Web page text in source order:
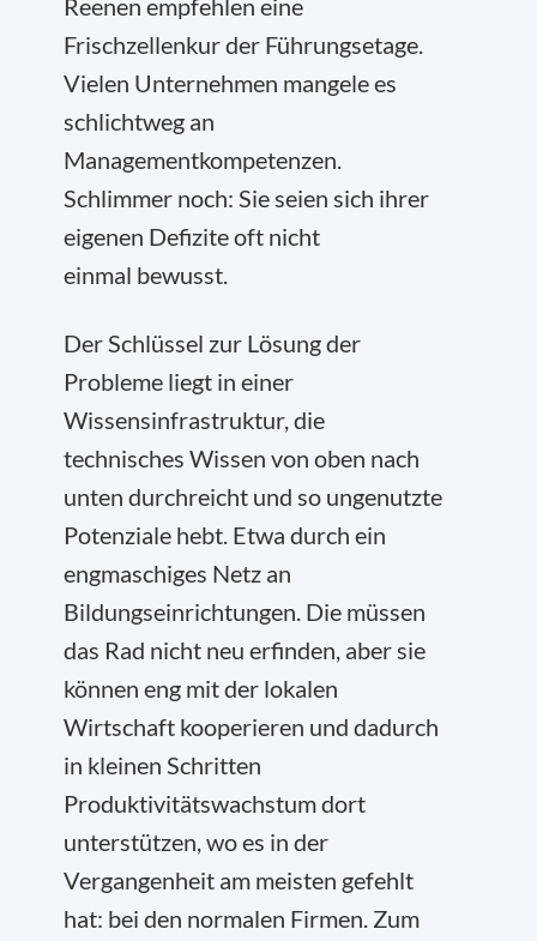
Reenen empfehlen eine
Frischzellenkur der Führungsetage.
Vielen Unternehmen mangele es
schlichtweg an
Managementkompetenzen.
Schlimmer noch: Sie seien sich ihrer
eigenen Defizite oft nicht
einmal bewusst.
Der Schlüssel zur Lösung der
Probleme liegt in einer
Wissensinfrastruktur, die
technisches Wissen von oben nach
unten durchreicht und so ungenutzte
Potenziale hebt. Etwa durch ein
engmaschiges Netz an
Bildungseinrichtungen. Die müssen
das Rad nicht neu erfinden, aber sie
können eng mit der lokalen
Wirtschaft kooperieren und dadurch
in kleinen Schritten
Produktivitätswachstum dort
unterstützen, wo es in der
Vergangenheit am meisten gefehlt
hat: bei den normalen Firmen. Zum